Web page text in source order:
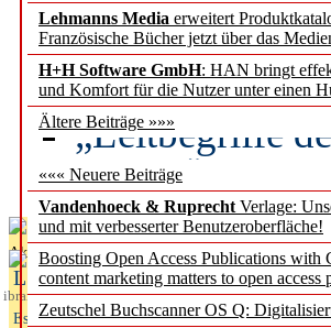
Lehmanns Media erweitert
Französische Bücher jetzt über das
H+H Software GmbH: HAN bringt
und Komfort für die Nutzer unter einen
Ältere Beiträge »»»
««« Neuere Beiträge
Vandenhoeck & Ruprecht Verlage:
und mit verbesserter Benutzeroberfläche!
Boosting Open Access Publications with
content marketing matters to open
Zeutschel Buchscanner OS Q:
Künstliche
besser zu
„Leitbegriffe
des BIÖG
Aktuelles aus
L
ibrary
Essentials